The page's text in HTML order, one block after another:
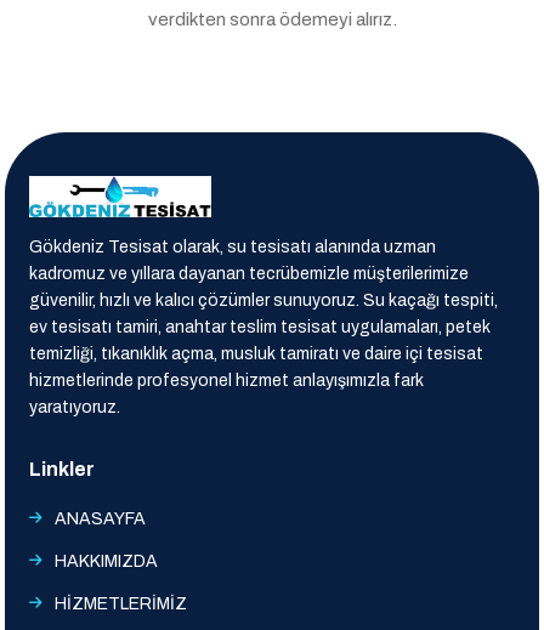
verdikten sonra ödemeyi alırız.
Gökdeniz Tesisat olarak, su tesisatı alanında uzman
kadromuz ve yıllara dayanan tecrübemizle müşterilerimize
güvenilir, hızlı ve kalıcı çözümler sunuyoruz. Su kaçağı tespiti,
ev tesisatı tamiri, anahtar teslim tesisat uygulamaları, petek
temizliği, tıkanıklık açma, musluk tamiratı ve daire içi tesisat
hizmetlerinde profesyonel hizmet anlayışımızla fark
yaratıyoruz.
Linkler
ANASAYFA
HAKKIMIZDA
HİZMETLERİMİZ